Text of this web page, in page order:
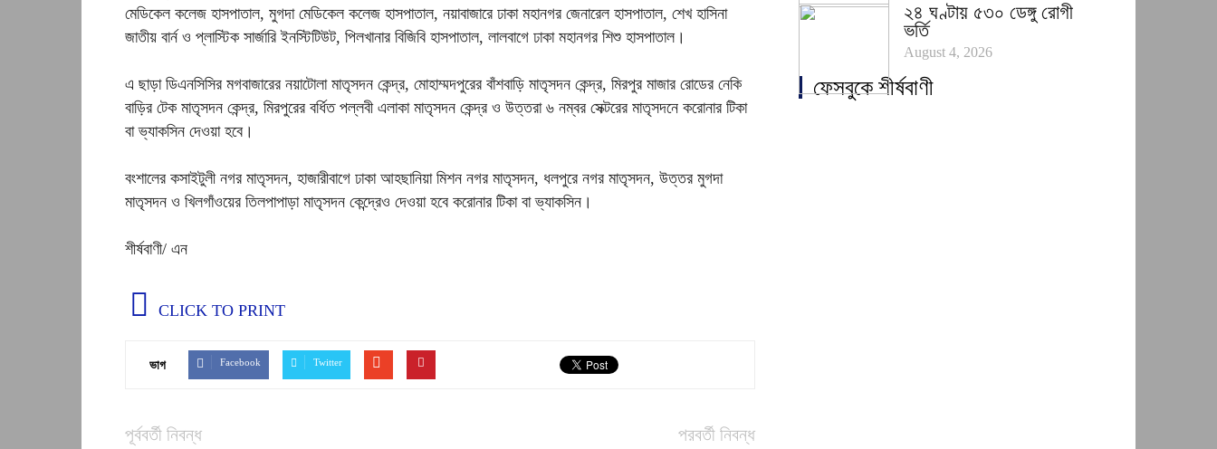
মেডিকেল কলেজ হাসপাতাল, মুগদা মেডিকেল কলেজ হাসপাতাল, নয়াবাজারে ঢাকা মহানগর জেনারেল হাসপাতাল, শেখ হাসিনা
জাতীয় বার্ন ও প্লাস্টিক সার্জারি ইনস্টিটিউট, পিলখানার বিজিবি হাসপাতাল, লালবাগে ঢাকা মহানগর শিশু হাসপাতাল।
এ ছাড়া ডিএনসিসির মগবাজারের নয়াটোলা মাতৃসদন কেন্দ্র, মোহাম্মদপুরের বাঁশবাড়ি মাতৃসদন কেন্দ্র, মিরপুর মাজার রোডের নেকি
বাড়ির টেক মাতৃসদন কেন্দ্র, মিরপুরের বর্ধিত পল্লবী এলাকা মাতৃসদন কেন্দ্র ও উত্তরা ৬ নম্বর সেক্টরের মাতৃসদনে করোনার টিকা
বা ভ্যাকসিন দেওয়া হবে।
বংশালের কসাইটুলী নগর মাতৃসদন, হাজারীবাগে ঢাকা আহছানিয়া মিশন নগর মাতৃসদন, ধলপুরে নগর মাতৃসদন, উত্তর মুগদা
মাতৃসদন ও খিলগাঁওয়ের তিলপাপাড়া মাতৃসদন কেন্দ্রেও দেওয়া হবে করোনার টিকা বা ভ্যাকসিন।
শীর্ষবাণী/ এন
CLICK TO PRINT
ভাগ Facebook Twitter
পূর্ববর্তী নিবন্ধ
পরবর্তী নিবন্ধ
২৪ ঘণ্টায় ৫৩০ ডেঙ্গু রোগী
ভর্তি
August 4, 2026
ফেসবুকে শীর্ষবাণী